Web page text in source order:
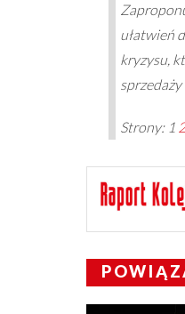
ułatwień
kryzysu,
Strony: 1 2